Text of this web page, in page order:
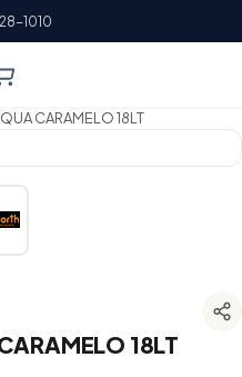
1010
CARAMELO 18LT
18LT